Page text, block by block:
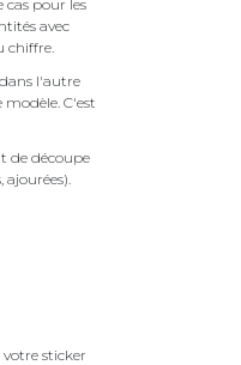
pour les
avec
chiffre.
l'autre
C'est
de découpe
sticker